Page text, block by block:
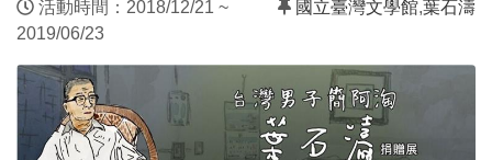
活動時間：2018/12/21 ~
2019/06/23
國立臺灣文學館,葉石濤